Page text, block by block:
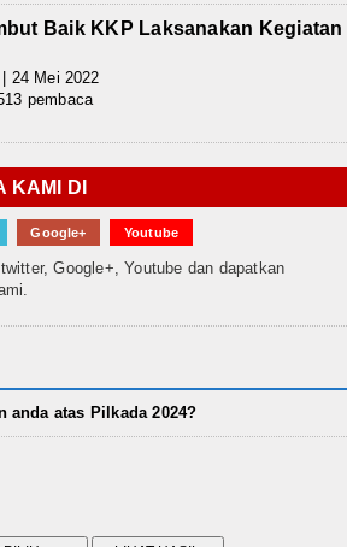
Baik KKP Laksanakan Kegiatan
24 Mei 2022
pembaca
KAMI DI
Google+ Youtube
Google+, Youtube dan dapatkan
anda atas Pilkada 2024?